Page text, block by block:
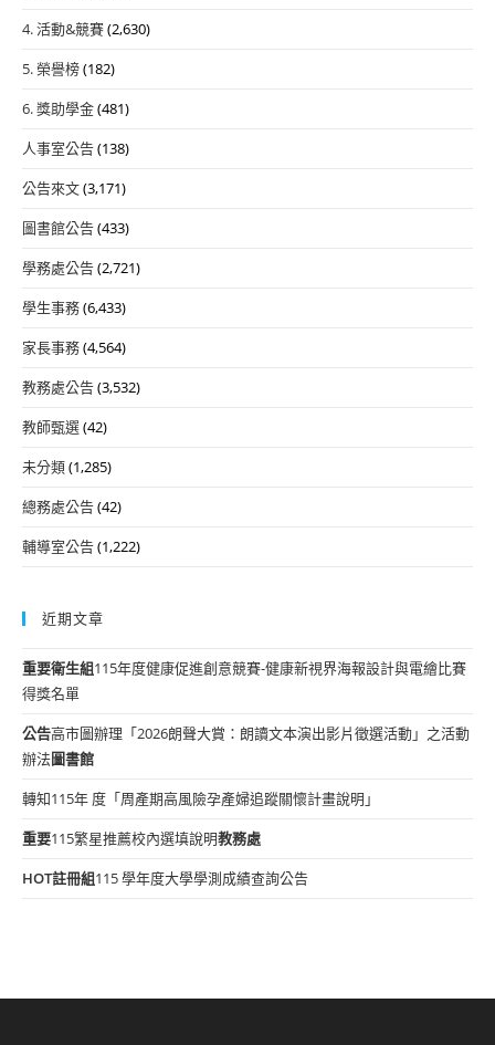
4. 活動&競賽(2,630)
5. 榮譽榜(182)
6. 獎助學金(481)
人事室公告(138)
公告來文(3,171)
圖書館公告(433)
學務處公告(2,721)
學生事務(6,433)
家長事務(4,564)
教務處公告(3,532)
教師甄選(42)
未分類(1,285)
總務處公告(42)
輔導室公告(1,222)
近期文章
重要衛生組115年度健康促進創意競賽-健康新視界海報設計與電繪比賽
得獎名單
公告高市圖辦理「2026朗聲大賞：朗讀文本演出影片徵選活動」之活動
辦法圖書館
轉知115年 度「周產期高風險孕產婦追蹤關懷計畫說明」
重要115繁星推薦校內選填說明教務處
HOT註冊組115 學年度大學學測成績查詢公告